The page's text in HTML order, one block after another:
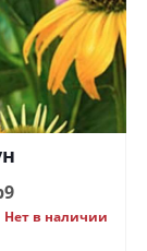
Нет в наличии